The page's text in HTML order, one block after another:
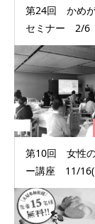
第24回 かめ
セミナー 2/6
第10回 女性
ー講座 11/